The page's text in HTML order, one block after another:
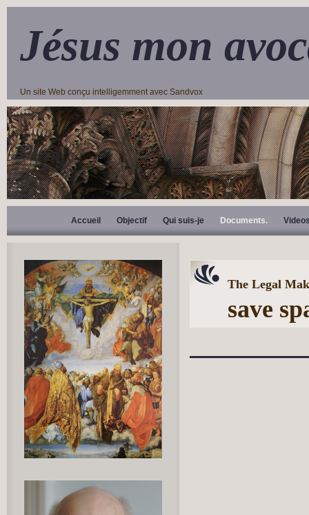
Jésus mon
Un site Web conçu intelligemment avec Sandvox
Accueil Objectif Qui suis-je Documents.
The Legal
save